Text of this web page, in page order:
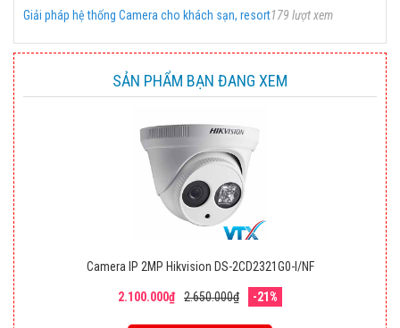
Giải pháp hệ thống Camera cho khách sạn, resort179 lượt xem
SẢN PHẨM BẠN ĐANG XEM
Camera IP 2MP Hikvision DS-2CD2321G0-I/NF
2.100.000₫ 2.650.000₫ -21%